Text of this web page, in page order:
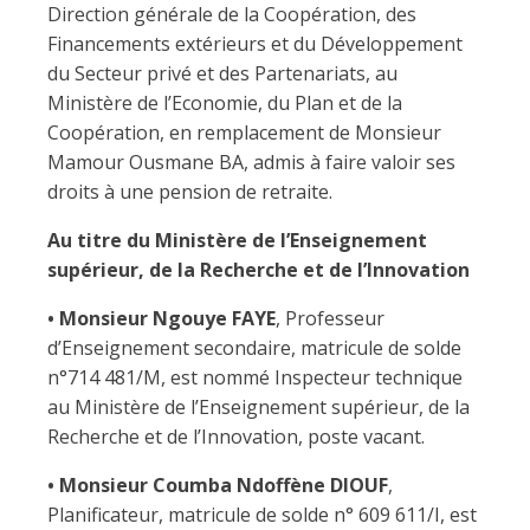
Direction générale de la Coopération, des
Financements extérieurs et du Développement
du Secteur privé et des Partenariats, au
Ministère de l’Economie, du Plan et de la
Coopération, en remplacement de Monsieur
Mamour Ousmane BA, admis à faire valoir ses
droits à une pension de retraite.
Au titre du Ministère de l’Enseignement
supérieur, de la Recherche et de l’Innovation
• Monsieur Ngouye FAYE, Professeur
d’Enseignement secondaire, matricule de solde
n°714 481/M, est nommé Inspecteur technique
au Ministère de l’Enseignement supérieur, de la
Recherche et de l’Innovation, poste vacant.
• Monsieur Coumba Ndoffène DIOUF,
Planificateur, matricule de solde n° 609 611/I, est